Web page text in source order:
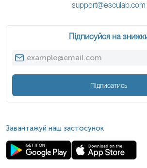
support@esculab.com
Підписуйся на
Підписатись
Завантажуй наш застосунок